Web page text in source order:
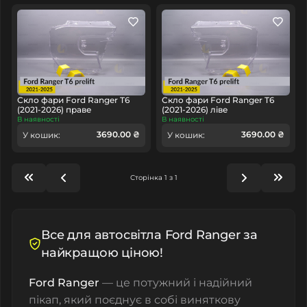
Скло фари Ford Ranger T6
(2021-2026) праве
В наявності
У кошик: 3690.00 ₴
Скло фари Ford Ranger T6
(2021-2026) ліве
В наявності
У кошик: 3690.00 ₴
Сторінка 1 з 1
Все для автосвітла Ford Ranger за
найкращою ціною!
Ford Ranger — це потужний і надійний
пікап, який поєднує в собі виняткову